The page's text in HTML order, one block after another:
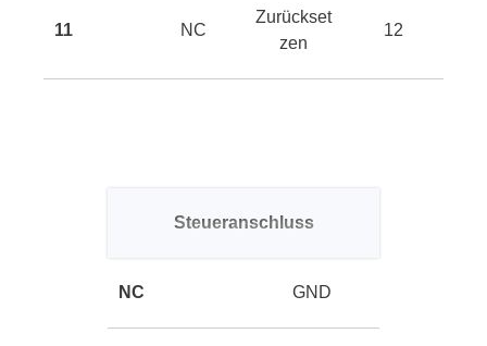
11 NC
Zurückset
zen
12
Steueranschluss
NC GND